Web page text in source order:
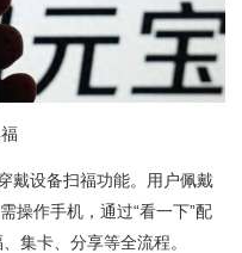
戴设备扫福功能。用户佩戴
操作手机，通过“看一下”配
集卡、分享等全流程。